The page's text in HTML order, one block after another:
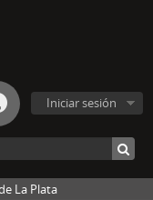
Iniciar sesión
La Plata